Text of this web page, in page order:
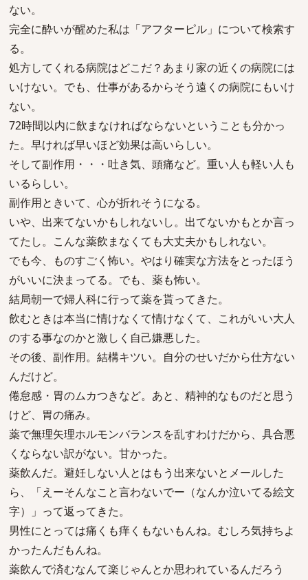
ない。
完全に酔いが醒めた私は「アフターピル」について検索す
る。
処方してくれる病院はどこだ？あまり家の近くの病院には
いけない。でも、仕事があるからそう遠くの病院にもいけ
ない。
72時間以内に飲まなければならないということも分かっ
た。早ければ早いほど効果は高いらしい。
そして副作用・・・吐き気、頭痛など。重い人も軽い人も
いるらしい。
副作用ときいて、心が折れそうになる。
いや、出来てないかもしれないし。出てないかもとか言っ
てたし。こんな薬飲まなくても大丈夫かもしれない。
でも今、ものすごく怖い。やはり確実な方法をとったほう
がいいに決まってる。でも、薬も怖い。
結局朝一で婦人科に行って薬を貰ってきた。
飲むときは本当に情けなくて情けなくて、これがいい大人
のする事なのかと激しく自己嫌悪した。
その後、副作用。結構キツい。自分のせいだから仕方ない
んだけど。
倦怠感・胃のムカつきなど。あと、精神的なものだと思う
けど、胃の痛み。
薬で無理矢理ホルモンバランスを乱すわけだから、具合悪
くならない訳がない。甘かった。
薬飲んだ。避妊しない人とはもう出来ないとメールした
ら、「えーそんなこと言わないでー（なんか泣いてる絵文
字）」って返ってきた。
男性にとっては痛くも痒くもないもんね。むしろ気持ちよ
かったんだもんね。
薬飲んで済むなんて楽じゃんとか思われているんだろう